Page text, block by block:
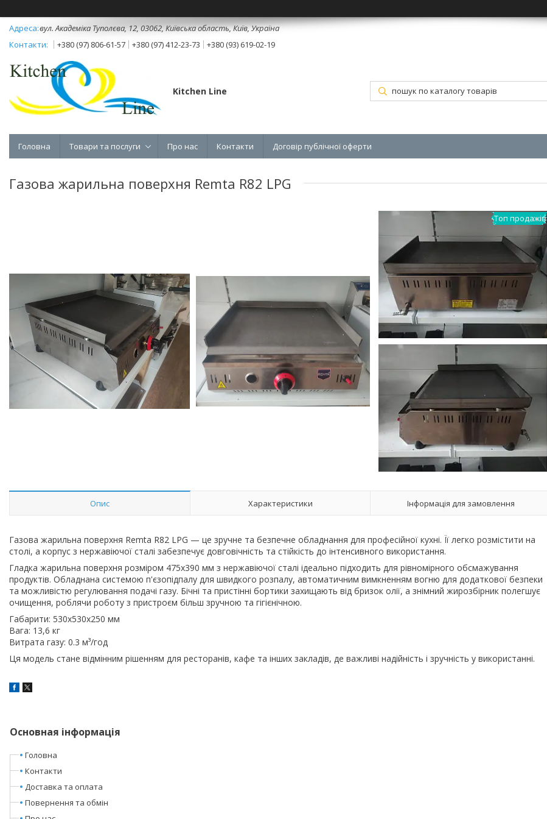
вул. Академіка Туполєва, 12, 03062, Київська область, Київ, Україна
+380 (97) 806-61-57
+380 (97) 412-23-73 +380 (93) 619-02-19
Kitchen Line
Головна Товари та послуги Про нас Контакти Договір публічної оферти
Газова жарильна поверхня Remta R82 LPG
Топ продажів
Опис Характеристики Інформація для замовлення
Газова жарильна поверхня Remta R82 LPG — це зручне та безпечне обладнання для професійної кухні. Її легко розмістити на
столі, а корпус з нержавіючої сталі забезпечує довговічність та стійкість до інтенсивного використання.
Гладка жарильна поверхня розміром 475x390 мм з нержавіючої сталі ідеально підходить для рівномірного обсмажування
продуктів. Обладнана системою п'єзопідпалу для швидкого розпалу, автоматичним вимкненням вогню для додаткової безпеки
та можливістю регулювання подачі газу. Бічні та пристінні бортики захищають від бризок олії, а знімний жирозбірник полегшує
очищення, роблячи роботу з пристроєм більш зручною та гігієнічною.
Габарити: 530x530x250 мм
Вага: 13,6 кг
Витрата газу: 0.3 м³/год
Ця модель стане відмінним рішенням для ресторанів, кафе та інших закладів, де важливі надійність і зручність у використанні.
Основная інформація
Головна
Контакти
Доставка та оплата
Повернення та обмін